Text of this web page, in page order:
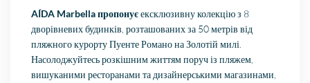
AÍDA Marbella пропонуєексклюзивну колекцію з 8
дворівневих будинків, розташованих за 50 метрів від
пляжного курорту Пуенте Романо на Золотій милі.
Насолоджуйтесь розкішним життям поруч із пляжем,
вишуканими ресторанами та дизайнерськими магазинами,